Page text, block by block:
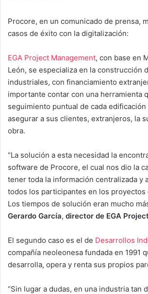
Procore, en un comunicado de prensa,
casos de éxito con la digitalización:
EGA Project Management, con base en
León, se especializa en la construcción
industriales, con financiamiento
importante contar con una herramienta
seguimiento puntual de cada
asegurar a sus clientes, extranjeros, la
obra.
“La solución a esta necesidad la
software de Procore, el cual nos dio la
tener toda la información centralizada y
todos los participantes en los proyectos
Los tiempos de solución eran mucho
Gerardo García, director de EGA
El segundo caso es el de Desarrollos
compañía neoleonesa fundada en 1991
desarrolla, opera y renta sus propios
“Sin lugar a dudas, en una industria tan